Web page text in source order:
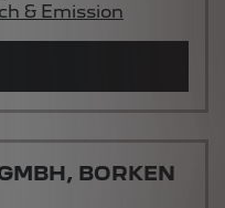
& Emission
BORKEN